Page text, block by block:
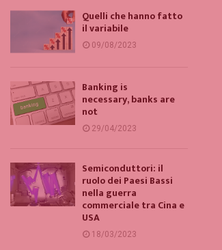
Quelli che hanno fatto
il variabile
09/08/2023
Banking is
necessary, banks are
not
29/04/2023
Semiconduttori: il
ruolo dei Paesi Bassi
nella guerra
commerciale tra Cina e
USA
18/03/2023